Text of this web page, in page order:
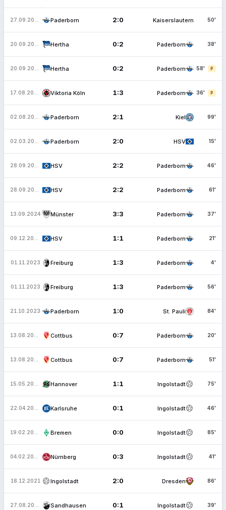
Paderborn 2:0 Kaiserslautern 50'
Hertha 0:2 Paderborn 38'
Hertha 0:2 Paderborn 58' P
Viktoria Köln 1:3 Paderborn 36' P
Paderborn 2:1 Kiel 99'
Paderborn 2:0 HSV 15'
HSV 2:2 Paderborn 46'
HSV 2:2 Paderborn 61'
13.09.2024 Münster 3:3 Paderborn 37'
HSV 1:1 Paderborn 21'
01.11.2023 Freiburg 1:3 Paderborn 4'
01.11.2023 Freiburg 1:3 Paderborn 56'
21.10.2023 Paderborn 1:0 St. Pauli 84'
Cottbus 0:7 Paderborn 20'
Cottbus 0:7 Paderborn 51'
Hannover 1:1 sports_soccer
Ingolstadt 75'
Karlsruhe 0:1 sports_soccer
Ingolstadt 46'
Bremen 0:0 sports_soccer
Ingolstadt 85'
Nürnberg 0:3 sports_soccer
Ingolstadt 41'
18.12.2021 sports_soccerIngolstadt 2:0 Dresden 86'
Sandhausen 0:1 sports_soccer
Ingolstadt 39'